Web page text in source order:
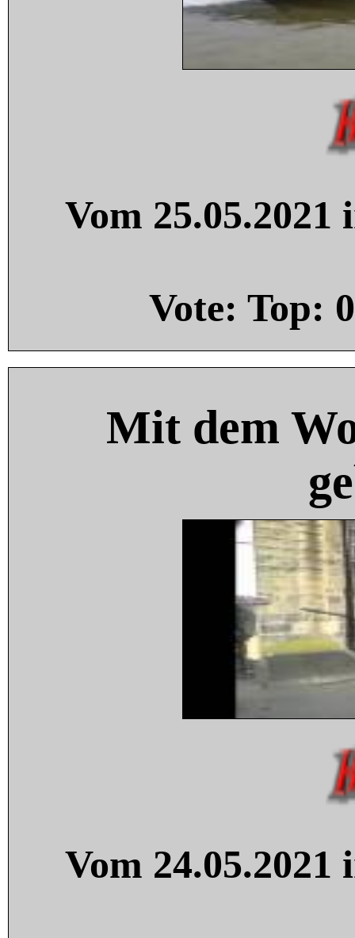
Vom
Vote: Top: 0
Mit dem
Vom